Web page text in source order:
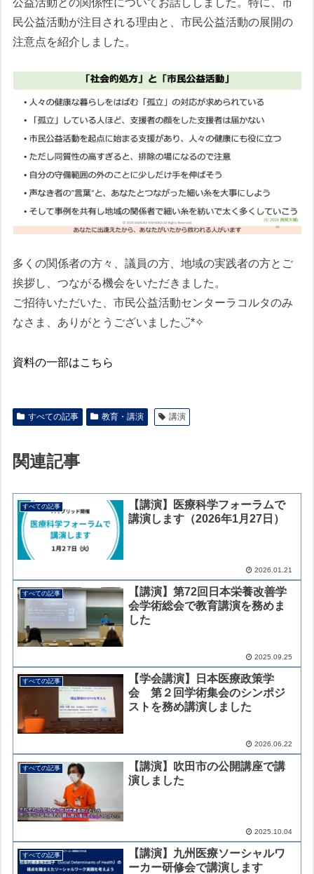
民公益活動が注目される理由と、市民公益活動の展開の
注意点を紹介しました。
多くの関係者の方々、議員の方、地域の実践者の方とご
挨拶し、つながる機会をいただきました。
ご招待いただいた、市民公益活動センターラコルタのみ
なさま、ありがとうございました◡̈*✧
資料の一部はこちら
すべての記事 教育・講演 講演
関連記事
すべての記事
【講演】医療科学フォーラムで
講演します（2026年1月27日）
2026.01.21
すべての記事
【講演】第72回日本栄養改善学
会学術総会で教育講演を務めま
した
2025.09.25
すべての記事
【学会講演】日本医療政策学
会 第２回学術集会のシンポジ
ストを務め講演しました
2026.06.22
すべての記事
【講演】吹田市の公開講座で講
演しました
2025.10.04
すべての記事
【講演】九州医療ソーシャルワ
ーカー研修会で講演します